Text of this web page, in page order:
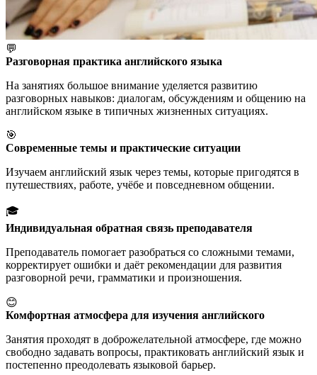
💬
Разговорная практика английского языка
На занятиях большое внимание уделяется развитию
разговорных навыков: диалогам, обсуждениям и общению на
английском языке в типичных жизненных ситуациях.
🎯
Современные темы и практические ситуации
Изучаем английский язык через темы, которые пригодятся в
путешествиях, работе, учёбе и повседневном общении.
🎓
Индивидуальная обратная связь преподавателя
Преподаватель помогает разобраться со сложными темами,
корректирует ошибки и даёт рекомендации для развития
разговорной речи, грамматики и произношения.
😊
Комфортная атмосфера для изучения английского
Занятия проходят в доброжелательной атмосфере, где можно
свободно задавать вопросы, практиковать английский язык и
постепенно преодолевать языковой барьер.